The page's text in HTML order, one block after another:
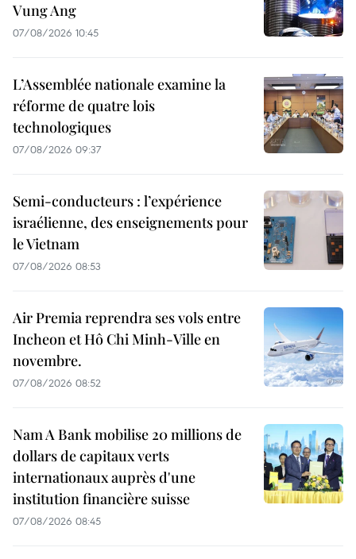
Vung Ang
07/08/2026 10:45
L’Assemblée nationale examine la
réforme de quatre lois
technologiques
07/08/2026 09:37
Semi-conducteurs : l’expérience
israélienne, des enseignements pour
le Vietnam
07/08/2026 08:53
Air Premia reprendra ses vols entre
Incheon et Hô Chi Minh-Ville en
novembre.
07/08/2026 08:52
Nam A Bank mobilise 20 millions de
dollars de capitaux verts
internationaux auprès d'une
institution financière suisse
07/08/2026 08:45